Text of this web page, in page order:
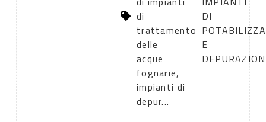
di
trattamento
delle
acque
fognarie,
impianti di
depur...
DI
E